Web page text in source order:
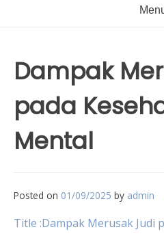
Dampak
pada
Mental
Posted on 01/09/2025 by admin
Title :Dampak Merusak Judi